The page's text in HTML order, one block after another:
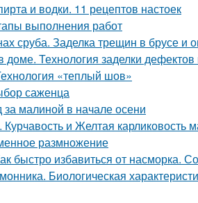
и водки. 11 рецептов настоек
выполнения работ
сруба. Заделка трещин в брусе и
Технология заделки дефектов
«теплый шов»
саженца
малиной в начале осени
и Желтая карликовость
размножение
быстро избавиться от насморка.
Биологическая